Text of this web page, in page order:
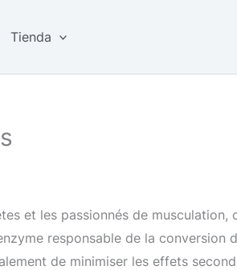
Tienda
et les passionnés de
responsable de la
de minimiser les effets